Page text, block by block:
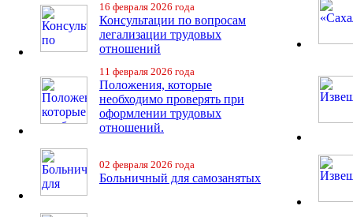
16 февраля 2026 года
Консультации по вопросам
легализации трудовых
отношений
11 февраля 2026 года
Положения, которые
необходимо проверять при
оформлении трудовых
отношений.
02 февраля 2026 года
Больничный для самозанятых